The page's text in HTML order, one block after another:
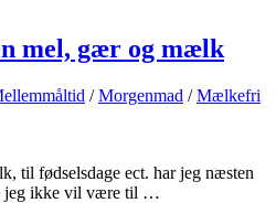
mel, gær og mælk
/Morgenmad /Mælkefri
til fødselsdage ect. har jeg næsten
jeg ikke vil være til …